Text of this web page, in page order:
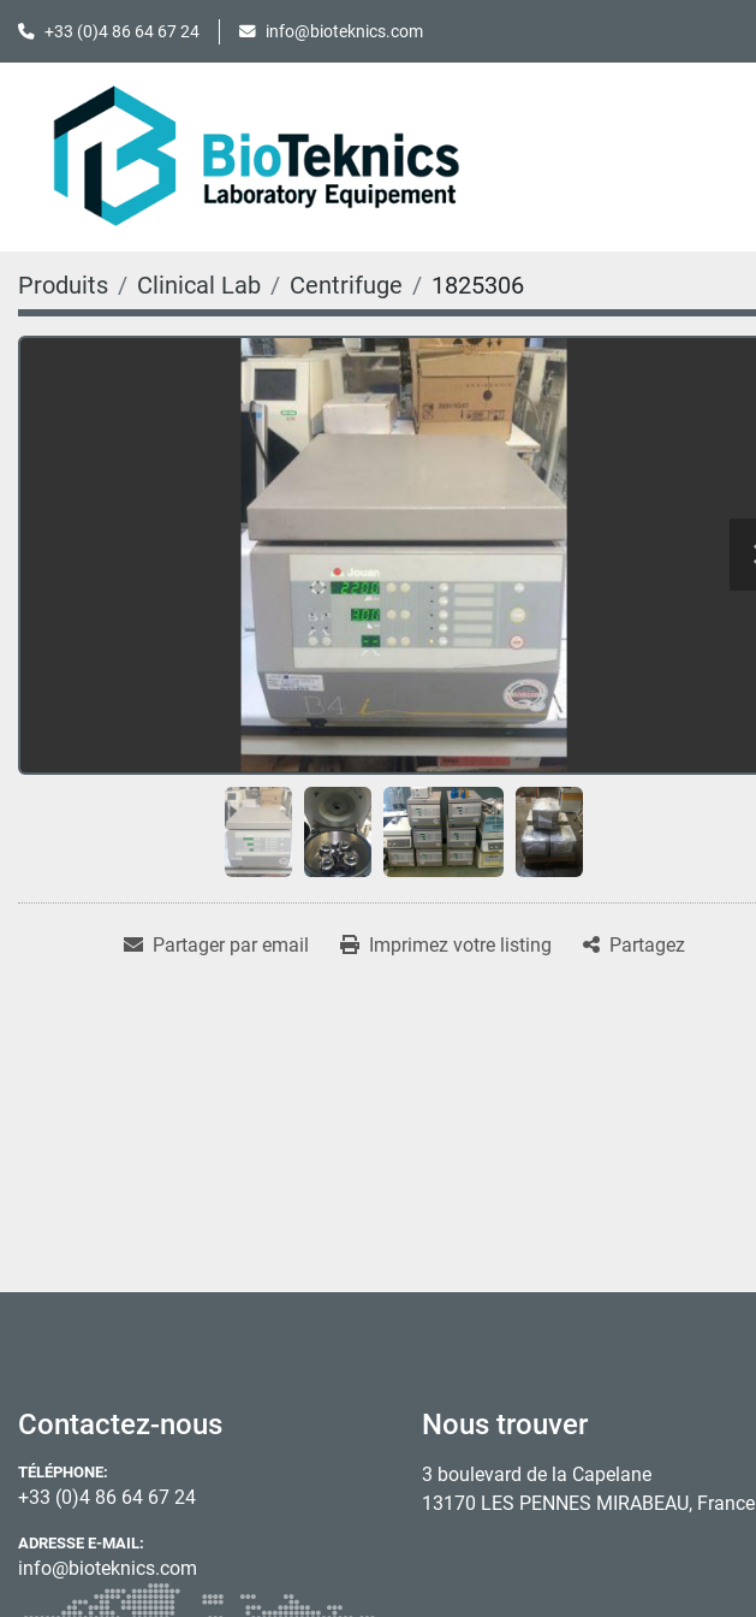
+33 (0)4 86 64 67 24 info@bioteknics.com
Produits Clinical Lab Centrifuge 1825306
Partager par email Imprimez votre listing Partagez
Contactez-nous
TÉLÉPHONE:
+33 (0)4 86 64 67 24
ADRESSE E-MAIL:
info@bioteknics.com
Nous trouver
3 boulevard de la Capelane
13170 LES PENNES MIRABEAU, France